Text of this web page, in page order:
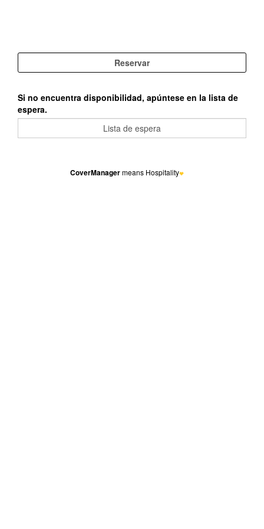
Si no encuentra disponibilidad, apúntese en la lista de
espera.
CoverManagermeans Hospitality